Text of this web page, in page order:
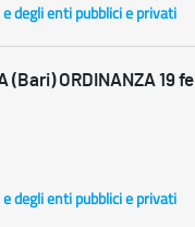
degli enti pubblici e privati
(Bari) ORDINANZA 19
degli enti pubblici e privati